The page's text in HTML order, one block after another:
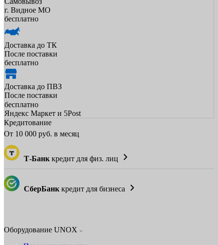
г. Видное МО
бесплатно
Доставка до ТК
После поставки
бесплатно
Доставка до ПВЗ
После поставки
бесплатно
Яндекс Маркет и 5Post
Кредитование
От 10 000 руб. в месяц
Т-Банк кредит для физ. лиц
СберБанк кредит для бизнеса
Оборудование UNOX